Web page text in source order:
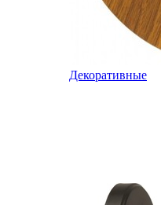
Декоративные